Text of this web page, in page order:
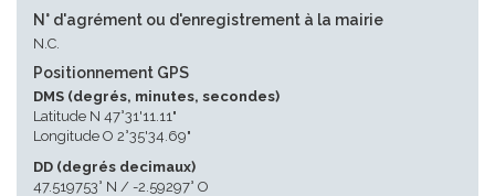
N° d'agrément ou d'enregistrement à la mairie
N.C.
Positionnement GPS
DMS (degrés, minutes, secondes)
Latitude N 47°31'11.11"
Longitude O 2°35'34.69"
DD (degrés decimaux)
47.519753° N / -2.59297° O